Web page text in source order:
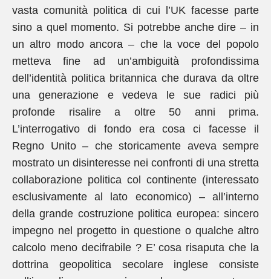
vasta comunità politica di cui l’UK facesse parte
sino a quel momento. Si potrebbe anche dire – in
un altro modo ancora – che la voce del popolo
metteva fine ad un’ambiguità profondissima
dell’identità politica britannica che durava da oltre
una generazione e vedeva le sue radici più
profonde risalire a oltre 50 anni prima.
L’interrogativo di fondo era cosa ci facesse il
Regno Unito – che storicamente aveva sempre
mostrato un disinteresse nei confronti di una stretta
collaborazione politica col continente (interessato
esclusivamente al lato economico) – all’interno
della grande costruzione politica europea: sincero
impegno nel progetto in questione o qualche altro
calcolo meno decifrabile ? E’ cosa risaputa che la
dottrina geopolitica secolare inglese consiste